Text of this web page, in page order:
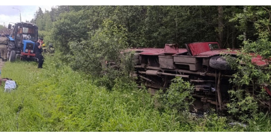
Б
В
П
Р
С